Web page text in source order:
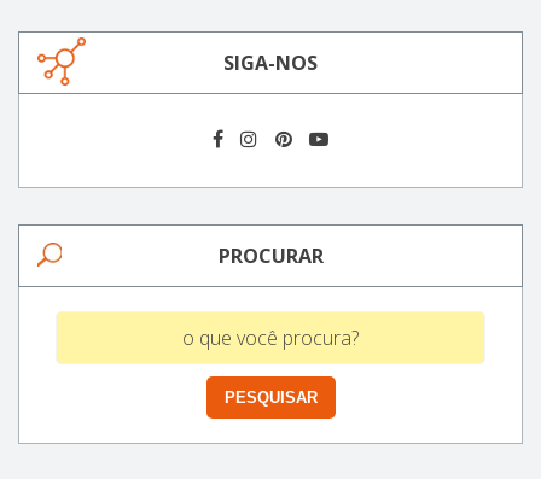
SIGA-NOS
PROCURAR